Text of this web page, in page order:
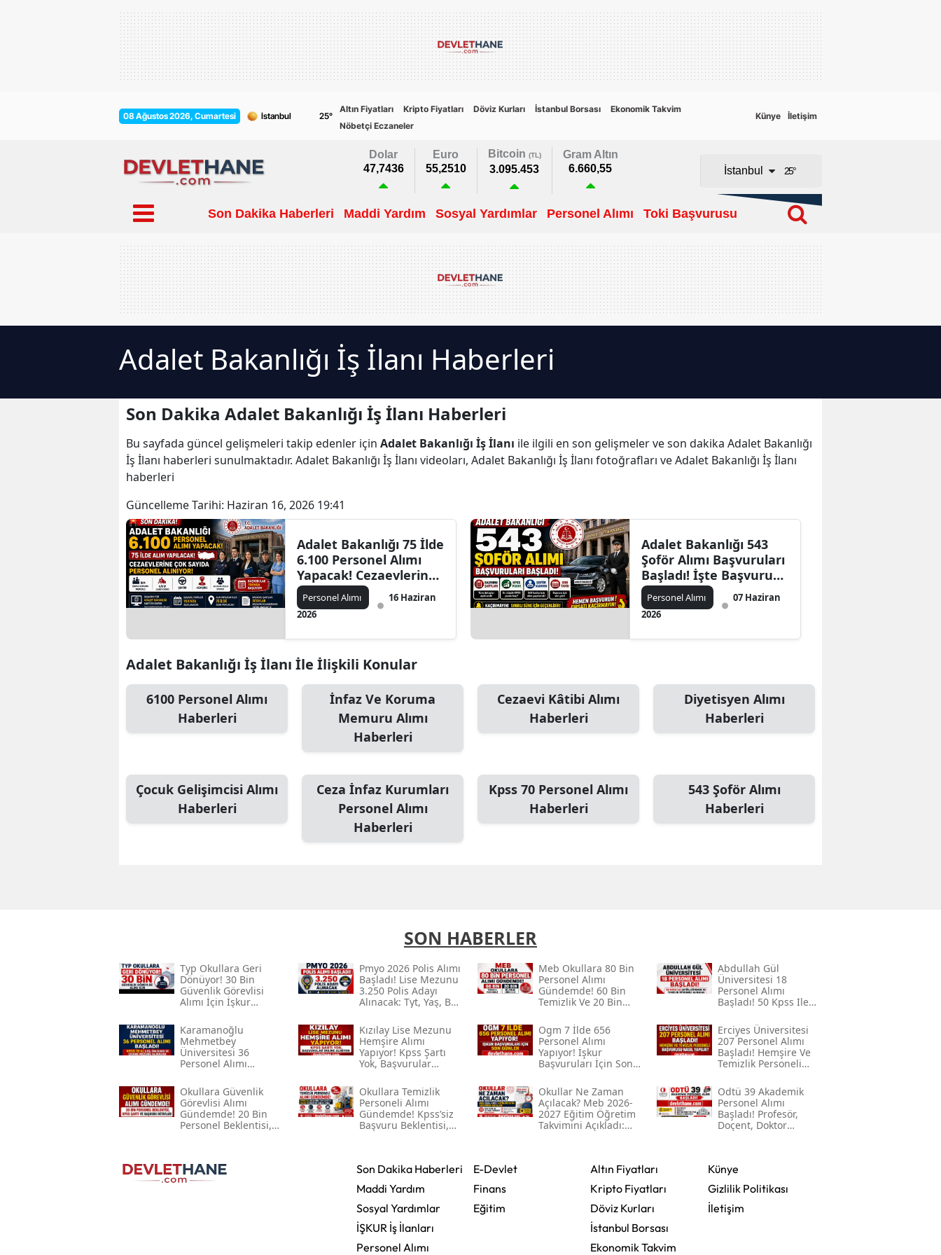
08 Ağustos 2026, Cumartesi 25°
Altın Fiyatları Kripto Fiyatları Döviz Kurları İstanbul Borsası
Ekonomik Takvim
Nöbetçi Eczaneler
Künye İletişim
Dolar
47,7436
Euro
55,2510
Bitcoin (TL)
3.095.453
Gram Altın
6.660,55
İstanbul
Adana
Adıyaman
Artvin
Aydın
Balıkesir
Bilecik
Burdur
Çorum
Denizli
Erzincan
Gaziantep
Giresun
İstanbul
Kars
Kayseri
Kırklareli
Kocaeli
25°
Son Dakika Haberleri Maddi Yardım Sosyal Yardımlar Personel Alımı Toki Başvurusu
Adalet Bakanlığı İş İlanı Haberleri
Son Dakika Adalet Bakanlığı İş İlanı Haberleri
Bu sayfada güncel gelişmeleri takip edenler için Adalet Bakanlığı İş İlanı ile ilgili en son gelişmeler ve son dakika Adalet Bakanlığı
İş İlanı haberleri sunulmaktadır. Adalet Bakanlığı İş İlanı videoları, Adalet Bakanlığı İş İlanı fotoğrafları ve Adalet Bakanlığı İş İlanı
haberleri
Güncelleme Tarihi: Haziran 16, 2026 19:41
Adalet Bakanlığı 75 İlde
6.100 Personel Alımı
Yapacak! Cezaevlerine
İKM, Kâtip, Şoför,
Hemşire ve Daha Fazla
Kadro Açılıyor
Personel Alımı
16 Haziran
2026
Adalet Bakanlığı 543
Şoför Alımı Başvuruları
Başladı! İşte Başvuru
Şartları, KPSS Puanı ve
Son Tarih
Personel Alımı
07 Haziran
2026
Adalet Bakanlığı İş İlanı İle İlişkili Konular
6100 Personel Alımı
Haberleri
İnfaz Ve Koruma
Memuru Alımı
Haberleri
Cezaevi Kâtibi Alımı
Haberleri
Diyetisyen Alımı
Haberleri
Çocuk Gelişimcisi Alımı
Haberleri
Ceza İnfaz Kurumları
Personel Alımı
Haberleri
Kpss 70 Personel Alımı
Haberleri
543 Şoför Alımı
Haberleri
SON HABERLER
Typ Okullara Geri
Dönüyor! 30 Bin
Güvenlik Görevlisi
Alımı İçin İşkur
Gündemde
Pmyo 2026 Polis Alımı
Başladı! Lise Mezunu
3.250 Polis Adayı
Alınacak: Tyt, Yaş, Boy
Meb Okullara 80 Bin
Personel Alımı
Gündemde! 60 Bin
Temizlik Ve 20 Bin
Beklentisi
Abdullah Gül
Üniversitesi 18
Personel Alımı
Başladı! 50 Kpss Ile
Temizlik Personeli
Alınacak
Karamanoğlu
Mehmetbey
Üniversitesi 36
Personel Alımı
Lise, Önlisans Ve
Lisans Mezunu
Alınacak
Kızılay Lise Mezunu
Hemşire Alımı
Yapıyor! Kpss Şartı
Yok, Başvurular
Ogm 7 İlde 656
Personel Alımı
Yapıyor! İşkur
Başvuruları İçin Son
Erciyes Üniversitesi
207 Personel Alımı
Başladı! Hemşire Ve
Temizlik Personeli
Yapılır?
Okullara Güvenlik
Görevlisi Alımı
Gündemde! 20 Bin
Personel Beklentisi,
Okullara Temizlik
Personeli Alımı
Gündemde! Kpss’siz
Başvuru Beklentisi,
Okullar Ne Zaman
Açılacak? Meb 2026-
2027 Eğitim Öğretim
Takvimini Açıkladı:
Odtü 39 Akademik
Personel Alımı
Başladı! Profesör,
Doçent, Doktor
Son Dakika Haberleri
Maddi Yardım
Sosyal Yardımlar
İŞKUR İş İlanları
Personel Alımı
E-Devlet
Finans
Eğitim
Altın Fiyatları
Kripto Fiyatları
Döviz Kurları
İstanbul Borsası
Ekonomik Takvim
Künye
Gizlilik Politikası
İletişim